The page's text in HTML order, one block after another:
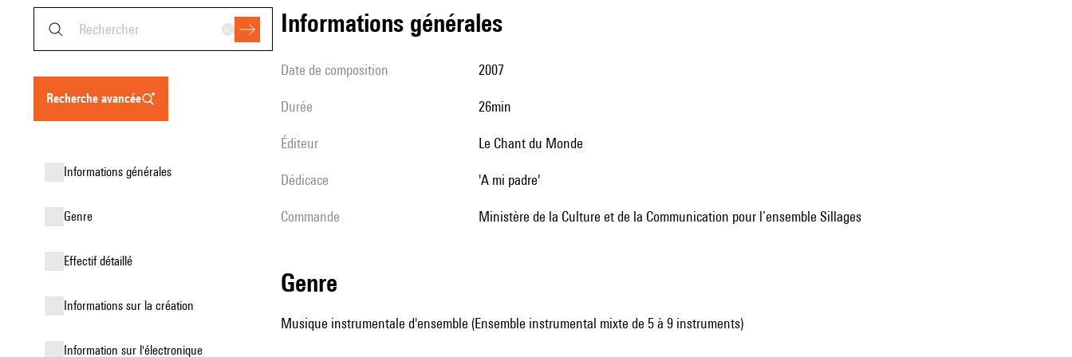
recherche avancée
informations générales
genre
effectif détaillé
informations sur la création
Information sur l'électronique
informations générales
date de composition 2007
durée 26min
éditeur Le Chant du Monde
Dédicace 'a mi padre'
Commande Ministère de la Culture et de la Communication pour l’ensemble Sillages
genre
Musique instrumentale d'ensemble (Ensemble instrumental mixte de 5 à 9 instruments)